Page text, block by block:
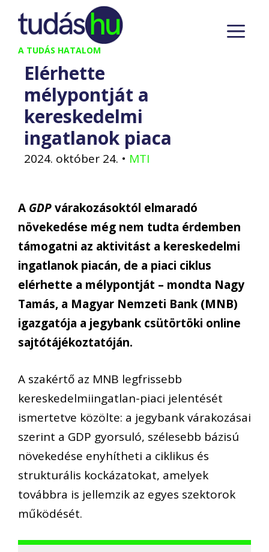
Kilépés
tartalomba
A TUDÁS HATALOM
Elérhette
mélypontját a
kereskedelmi
ingatlanok piaca
2024. október 24. • MTI
A GDPvárakozásoktól elmaradó
növekedése még nem tudta érdemben
támogatni az aktivitást a kereskedelmi
ingatlanok piacán, de a piaci ciklus
elérhette a mélypontját – mondta Nagy
Tamás, a Magyar Nemzeti Bank (MNB)
igazgatója a jegybank csütörtöki online
sajtótájékoztatóján.
A szakértő az MNB legfrissebb
kereskedelmiingatlan-piaci jelentését
ismertetve közölte: a jegybank várakozásai
szerint a GDP gyorsuló, szélesebb bázisú
növekedése enyhítheti a ciklikus és
strukturális kockázatokat, amelyek
továbbra is jellemzik az egyes szektorok
működését.